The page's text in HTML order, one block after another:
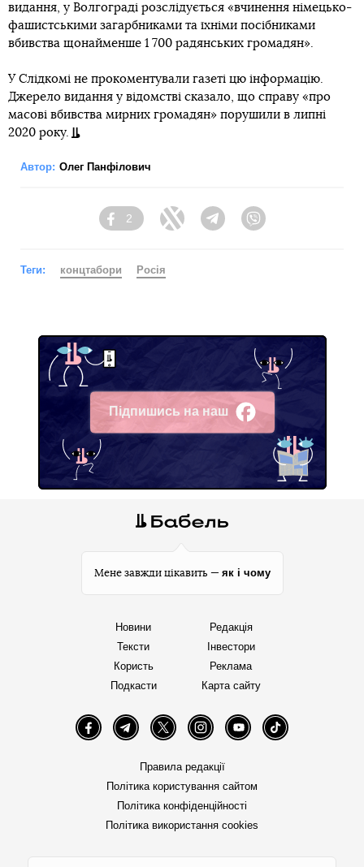
видання, у Волгограді розслідується «вчинення німецько-
фашистськими загарбниками та їхніми посібниками
вбивства щонайменше 1 700 радянських громадян».
У Слідкомі не прокоментували газеті цю інформацію.
Джерело видання у відомстві сказало, що справу «про
масові вбивства мирних громадян» порушили в липні
2020 року.
Автор: Олег Панфілович
Facebook
2
Twitter TelegramViber
Теги: концтабори Росія
Підпишись на наш
Facebook
Мене завжди цікавить — як і чому
Новини
Тексти
Користь
Подкасти
Редакція
Інвестори
Реклама
Карта сайту
FacebookTelegramTwitter InstagramYouTube TikTok
Правила редакції
Політика користування сайтом
Політика конфіденційності
Політика використання cookies